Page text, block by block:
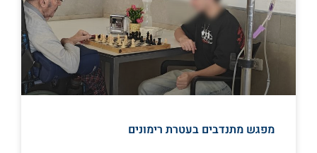
מפגש מתנדבים בעטרת רימונים